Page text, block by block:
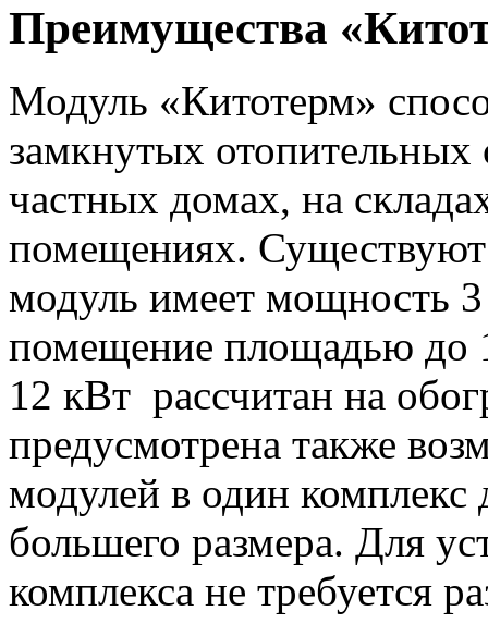
Преимущества
Модуль «Китотерм»
замкнутых
частных домах, на
помещениях.
модуль имеет мощность
помещение площадью до
12 кВт рассчитан на
предусмотрена также
модулей в один
большего размера. Для
комплекса не требуется